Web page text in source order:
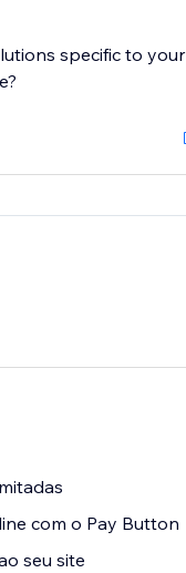
specific to your
com o Pay Button
seu site